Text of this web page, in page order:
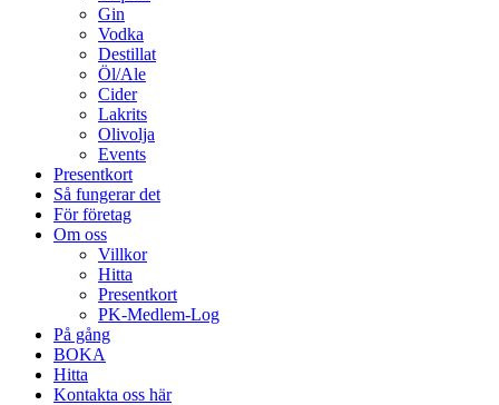
Gin
Vodka
Destillat
Öl/Ale
Cider
Lakrits
Olivolja
Events
Presentkort
Så fungerar det
För företag
Om oss
Villkor
Hitta
Presentkort
PK-Medlem-Log
På gång
BOKA
Hitta
Kontakta oss här